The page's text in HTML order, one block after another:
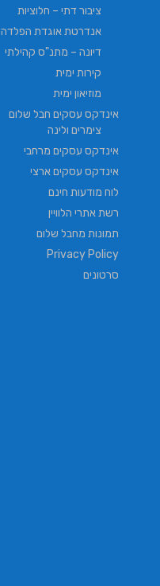
ציבור דתי – חלוציות
אנדרטת אוגדת הפלדה
דיונה – מתנ"ס קהילתי
קירות ימית
מוזיאון ימית
אינדקס עסקים חבל שלום
צימרים ולינה
אינדקס עסקים מרחבי
אינדקס עסקים ארצי
לוח מודעות חינם
רשת אתרי הלוויין
תמונות מחבל שלום
Privacy Policy
סרטונים